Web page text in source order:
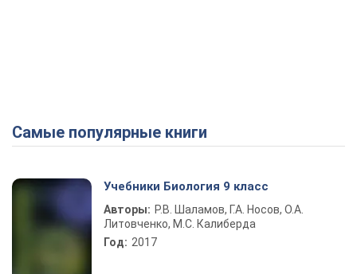
Самые популярные книги
Учебники Биология 9 класс
Авторы: Р.В. Шаламов, Г.А. Носов, О.А.
Литовченко, М.С. Калиберда
Год: 2017